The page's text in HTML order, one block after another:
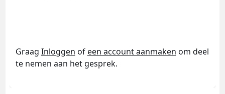
Graag Inloggen of een account aanmaken om deel
te nemen aan het gesprek.